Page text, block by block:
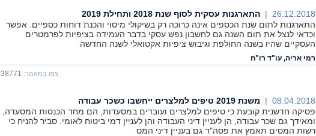
26.12.2018 |
התארגנות עסקית לסוף שנת 2018 ותחילת 2019
התארגנות לתום שנת הכספים אינה כרוכה רק בשיקולי מיסוי והכנת דוחות כספיים. אפשר
וכדאי לנצל את תום השנה גם לחשבון נפש עסקי בדבר העמידה בציפיות לפרמטרים
העסקיים שהיו בשנה החולפת וגיבוש ציפיות אקטואלי לשנה החדשה
רמי אריה, עו"ד רו"ח
צפו במאמר: 38771
08.04.2018 |
משנת 2019 טיפים למלצרים ייחשבו כשכר עבודה
פסיקה חדשנית קובעת כי טיפים למלצרים ועובדים במסעדות, הם מחד הכנסות המסעדה,
ומאידך גם שכר עבודה, הן לעניין דיני העבודה והן לעניין דמי ביטוח לאומי. סביר להניח כי
רשות המסים תאמץ את פסה"ד גם בעניין דיני המס